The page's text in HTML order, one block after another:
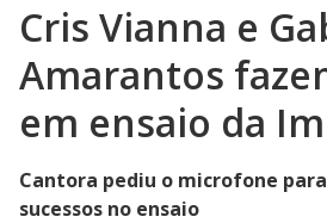
Cris Vianna e
Amarantos
em ensaio da
Cantora pediu o microfone
sucessos no ensaio